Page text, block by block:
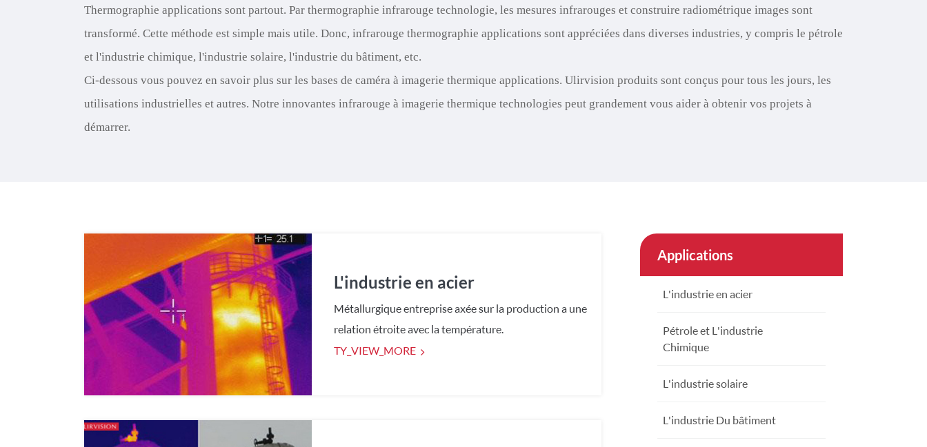
Indonesia
TY_CHINAS
Thermographie applications sont partout. Par thermographie infrarouge technologie, les mesures infrarouges et construire radiométrique images sont
transformé. Cette méthode est simple mais utile. Donc, infrarouge thermographie applications sont appréciées dans diverses industries, y compris le pétrole
et l'industrie chimique, l'industrie solaire, l'industrie du bâtiment, etc.
Ci-dessous vous pouvez en savoir plus sur les bases de caméra à imagerie thermique applications. Ulirvision produits sont conçus pour tous les jours, les
utilisations industrielles et autres. Notre innovantes infrarouge à imagerie thermique technologies peut grandement vous aider à obtenir vos projets à
démarrer.
L'industrie en acier
Métallurgique entreprise axée sur la production a une
relation étroite avec la température.
TY_VIEW_MORE
Applications
L'industrie en acier
Pétrole et L'industrie
Chimique
L'industrie solaire
L'industrie Du bâtiment